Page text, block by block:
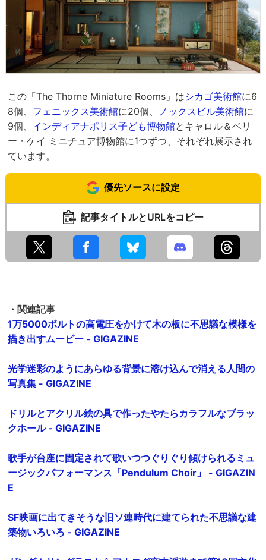
この「The Thorne Miniature Rooms」はシカゴ美術館に6
8個、 フェニックス美術館に20個、 ノックスビル美術館に
9個、 インディアナポリス子ども博物館とキャロル＆ベリ
ー・ケイ ミニチュア博物館に1つずつ、それぞれ展示され
ています。
優先ソースに設定
記事タイトルとURLをコピー
・関連記事
1万5000ボルトの高電圧をかけて木の板に不思議な模様を
描き出すムービー - GIGAZINE
光学迷彩のようにあらゆる背景に溶け込んで消える人間の
写真集 - GIGAZINE
ドリルとアクリル絵の具で作ったやたらカラフルなブラッ
クホール - GIGAZINE
歌手が台座に固定されて歌いつつぐりぐり傾けられるミュ
ージックパフォーマンス「Pendulum Choir」 - GIGAZIN
E
SF映画に出てきそうな旧ソ連時代に建てられた不思議な建
築物いろいろ - GIGAZINE